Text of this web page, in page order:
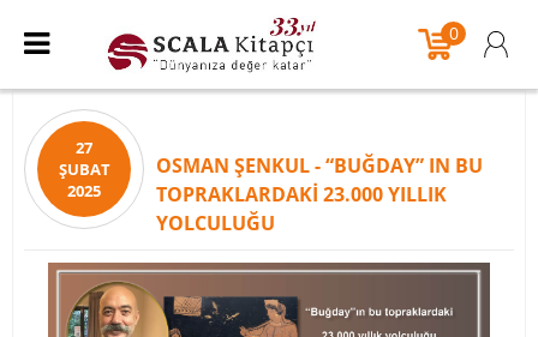
0
27
ŞUBAT
2025
OSMAN ŞENKUL - “BUĞDAY” IN BU
TOPRAKLARDAKI 23.000 YILLIK
YOLCULUĞU